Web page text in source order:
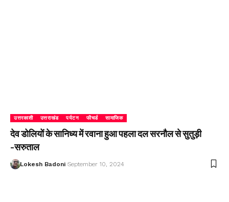
उत्तरकाशी उत्तराखंड पर्यटन फीचर्ड सामाजिक
देव डोलियों के सानिध्य में रवाना हुआ पहला दल सरनौल से सुतुड़ी
-सरुताल
Lokesh Badoni September 10, 2024